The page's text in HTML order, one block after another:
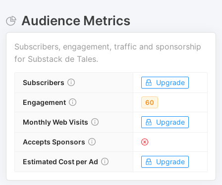
Audience Metrics
Subscribers, engagement, traffic and sponsorship
for Substack de Tales.
Subscribers Upgrade
Engagement 60
Monthly Web Visits Upgrade
Accepts Sponsors
Estimated Cost per Ad Upgrade